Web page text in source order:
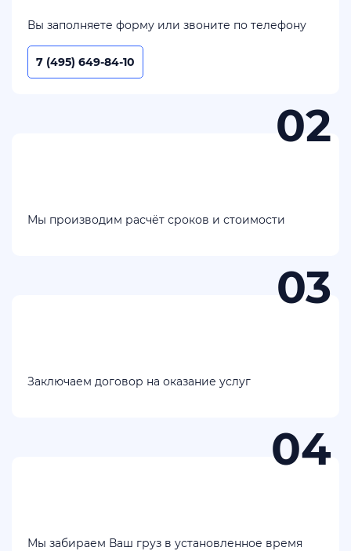
Вы заполняете форму или звоните по телефону
7 (495) 649-84-10
Мы производим расчёт сроков и стоимости
Заключаем договор на оказание услуг
Мы забираем Ваш груз в установленное время